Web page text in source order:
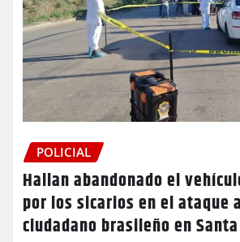
POLICIAL
Hallan abandonado el
por los sicarios en el ataque
ciudadano brasileño en Santa